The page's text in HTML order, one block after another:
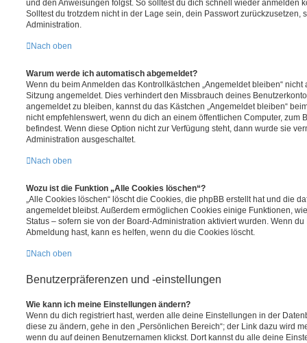
und den Anweisungen folgst. So solltest du dich schnell wieder anmelden
Solltest du trotzdem nicht in der Lage sein, dein Passwort zurückzusetzen,
Administration.
Nach oben
Warum werde ich automatisch abgemeldet?
Wenn du beim Anmelden das Kontrollkästchen „Angemeldet bleiben“
Sitzung angemeldet. Dies verhindert den Missbrauch deines
angemeldet zu bleiben, kannst du das Kästchen „Angemeldet bleiben“
nicht empfehlenswert, wenn du dich an einem öffentlichen Computer, zum
befindest. Wenn diese Option nicht zur Verfügung steht, dann wurde sie
Administration ausgeschaltet.
Nach oben
Wozu ist die Funktion „Alle Cookies löschen“?
„Alle Cookies löschen“ löscht die Cookies, die phpBB erstellt hat und die
angemeldet bleibst. Außerdem ermöglichen Cookies einige Funktionen,
Status – sofern sie von der Board-Administration aktiviert wurden. Wenn
Abmeldung hast, kann es helfen, wenn du die Cookies löscht.
Nach oben
Benutzerpräferenzen und -einstellungen
Wie kann ich meine Einstellungen ändern?
Wenn du dich registriert hast, werden alle deine Einstellungen in der
diese zu ändern, gehe in den „Persönlichen Bereich“; der Link dazu wird
wenn du auf deinen Benutzernamen klickst. Dort kannst du alle deine